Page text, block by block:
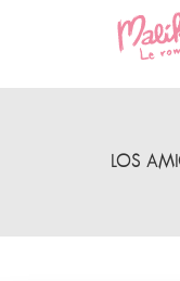
LOS